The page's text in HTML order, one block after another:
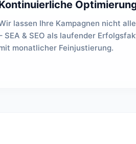
lassen Ihre Kampagnen nicht
SEA & SEO als laufender
monatlicher Feinjustierung.